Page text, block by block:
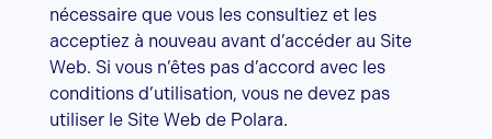
nécessaire que vous les consultiez et les
acceptiez à nouveau avant d’accéder au Site
Web. Si vous n’êtes pas d’accord avec les
conditions d’utilisation, vous ne devez pas
utiliser le Site Web de Polara.